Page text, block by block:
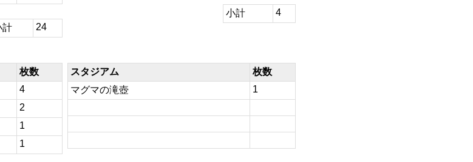
計 24
小計 4
枚数
4
2
1
1
スタジアム
枚数
マグマの滝壺
1